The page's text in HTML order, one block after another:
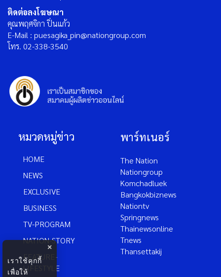
ติดต่อลงโฆษณา
คุณพฤศจิกา ปิ่นแก้ว
E-Mail : puesagika_pin@nationgroup.com
โทร. 02-338-3540
หมวดหมู่ข่าว
HOME
NEWS
EXCLUSIVE
BUSINESS
TV-PROGRAM
NATION-STORY
FEATURE-
LIFESTYLE
พาร์ทเนอร์
The Nation
Nationgroup
Komchadluek
Bangkokbiznews
Nationtv
Springnews
Thainewsonline
Tnews
Thansettakij
×
เราใช้คุกกี้
เพื่อให้